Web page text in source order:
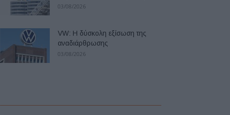
03/08/2026
VW: Η δύσκολη εξίσωση της
αναδιάρθρωσης
03/08/2026